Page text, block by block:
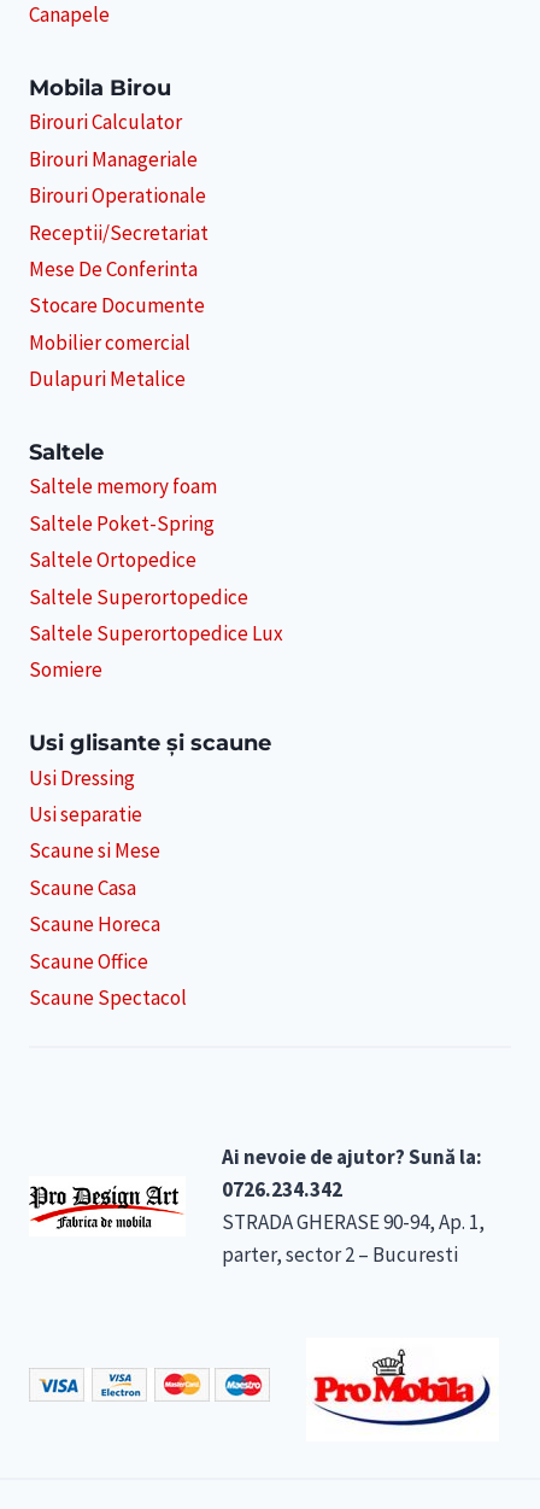
Canapele
Mobila Birou
Birouri Calculator
Birouri Manageriale
Birouri Operationale
Receptii/Secretariat
Mese De Conferinta
Stocare Documente
Mobilier comercial
Dulapuri Metalice
Saltele
Saltele memory foam
Saltele Poket-Spring
Saltele Ortopedice
Saltele Superortopedice
Saltele Superortopedice Lux
Somiere
Usi glisante și scaune
Usi Dressing
Usi separatie
Scaune si Mese
Scaune Casa
Scaune Horeca
Scaune Office
Scaune Spectacol
Ai nevoie de ajutor? Sună la:
0726.234.342
STRADA GHERASE 90-94, Ap. 1,
parter, sector 2 – Bucuresti